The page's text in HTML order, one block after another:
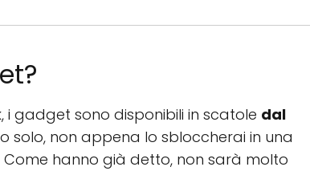
gadget sono disponibili in scatole dal
solo, non appena lo sbloccherai in una
hanno già detto, non sarà molto